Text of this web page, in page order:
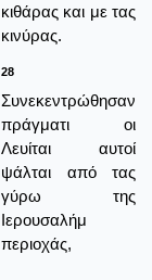
κιθάρας και με τας
κινύρας.
28
Συνεκεντρώθησαν
πράγματι οι
Λευίται αυτοί
ψάλται από τας
γύρω της
Ιερουσαλήμ
περιοχάς,